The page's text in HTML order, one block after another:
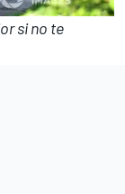
si no te